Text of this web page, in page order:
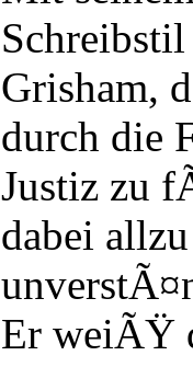
Grisham,
durch die
Justiz zu
dabei
Er weiÃŸ